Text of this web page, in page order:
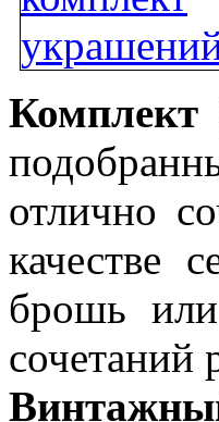
Комплект
отлично
качестве
брошь
сочетаний